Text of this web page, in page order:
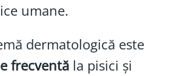
umane.
dermatologică este
frecventă la pisici și